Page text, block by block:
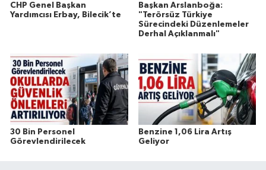
CHP Genel Başkan
Yardımcısı Erbay, Bilecik’te
Başkan Arslanboğa:
"Terörsüz Türkiye
Sürecindeki Düzenlemeler
Derhal Açıklanmalı"
30 Bin Personel
Görevlendirilecek
Benzine 1,06 Lira Artış
Geliyor